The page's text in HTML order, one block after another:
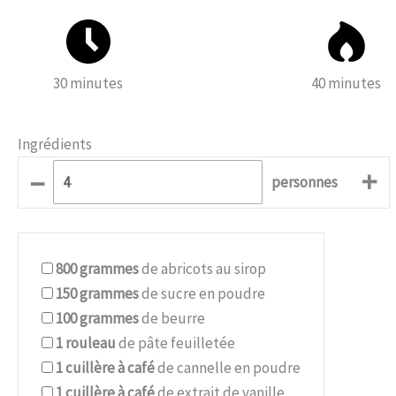
30 minutes 40 minutes
Ingrédients
– personnes +
800grammesde abricots au sirop
150grammesde sucre en poudre
100grammesde beurre
1rouleaude pâte feuilletée
1cuillère à caféde cannelle en poudre